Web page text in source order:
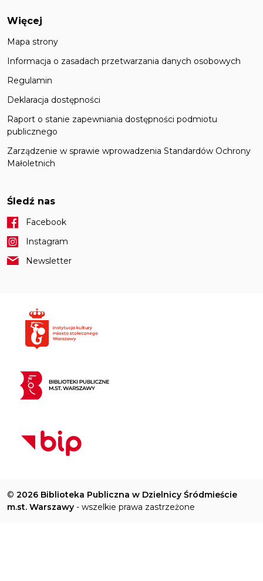
Więcej
Mapa strony
Informacja o zasadach przetwarzania danych osobowych
Regulamin
Deklaracja dostępności
Raport o stanie zapewniania dostępności podmiotu
publicznego
Zarządzenie w sprawie wprowadzenia Standardów Ochrony
Małoletnich
Śledź nas
Facebook
Instagram
Newsletter
© 2026 Biblioteka Publiczna w Dzielnicy Śródmieście
m.st. Warszawy - wszelkie prawa zastrzeżone